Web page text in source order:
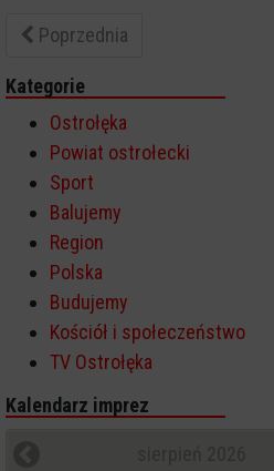
Poprzednia
Kategorie
Ostrołęka
Powiat ostrołecki
Sport
Balujemy
Region
Polska
Budujemy
Kościół i społeczeństwo
TV Ostrołęka
Kalendarz imprez